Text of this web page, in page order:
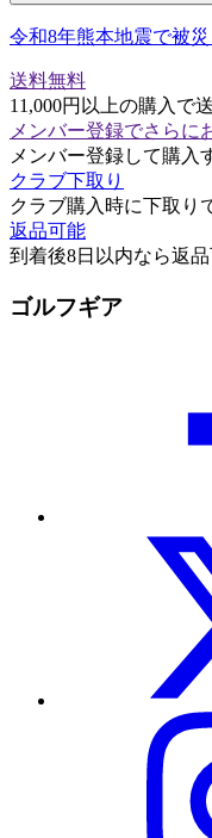
令和8年熊本地震で被
送料無料
11,000円以上の購入で
メンバー登録でさらに
メンバー登録して購入
クラブ下取り
クラブ購入時に下取り
返品可能
到着後8日以内なら返
ゴルフギア